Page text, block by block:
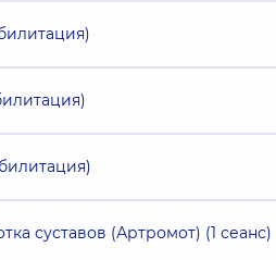
суставов (Артромот) (1 сеанс)